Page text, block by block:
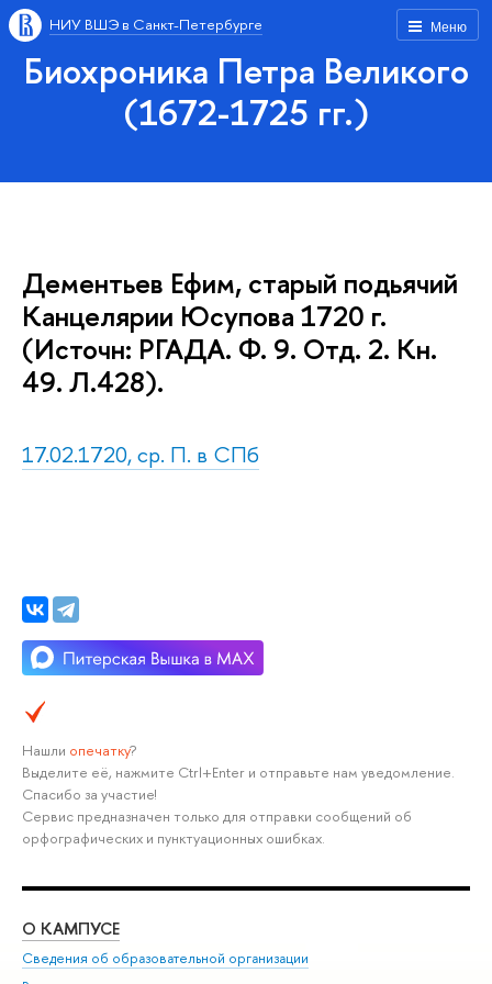
Меню
НИУ ВШЭ в Санкт-Петербурге
Биохроника Петра Великого
(1672-1725 гг.)
Дементьев Ефим, старый подьячий
Канцелярии Юсупова 1720 г.
(Источн: РГАДА. Ф. 9. Отд. 2. Кн.
49. Л.428).
17.02.1720, ср. П. в СПб
Нашли опечатку?
Выделите её, нажмите Ctrl+Enter и отправьте нам уведомление.
Спасибо за участие!
Сервис предназначен только для отправки сообщений об
орфографических и пунктуационных ошибках.
О КАМПУСЕ
Сведения об образовательной организации